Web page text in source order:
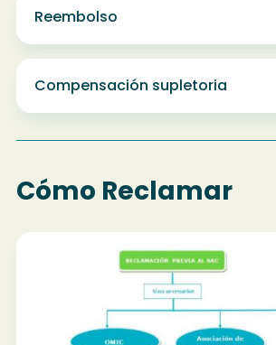
Reembolso
Compensación supletoria
Cómo Reclamar